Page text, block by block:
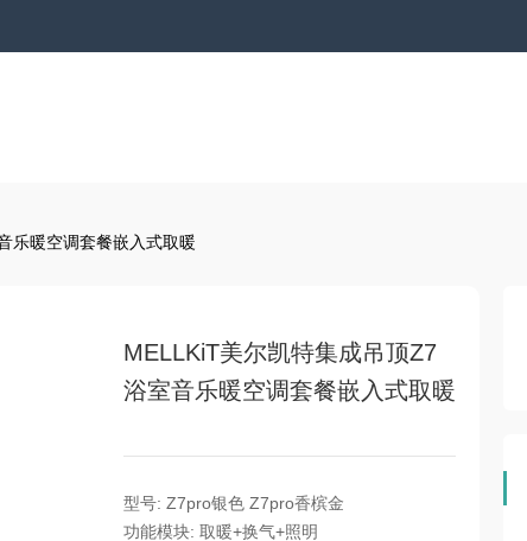
乐暖空调套餐嵌入式取暖
MELLKiT美尔凯特集成吊顶Z7
浴室音乐暖空调套餐嵌入式取暖
型号: Z7pro银色 Z7pro香槟金
功能模块: 取暖+换气+照明